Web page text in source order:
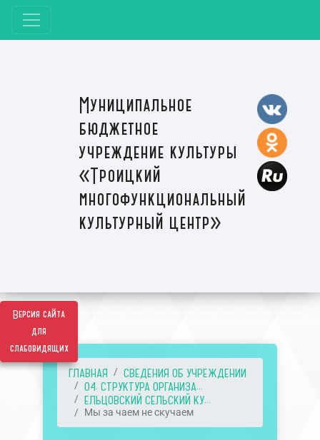
Версия сайта
для
слабовидящих
Муниципальное
бюджетное
учреждение культуры
«Троицкий
многофункциональный
культурный центр»
ГЛАВНАЯ
СВЕДЕНИЯ ОБ УЧРЕЖДЕНИИ
04. СТРУКТУРА ОРГАНИЗА...
ЕЛЬЦОВСКИЙ СЕЛЬСКИЙ КУ...
Мы за чаем не скучаем